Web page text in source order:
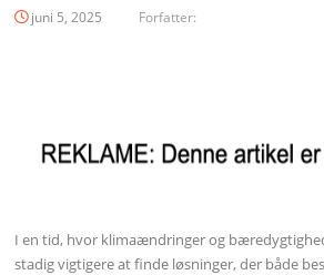
juni 5, 2025 Forfatter:
I en tid, hvor klimaændringer og
stadig vigtigere at finde løsninger, der både